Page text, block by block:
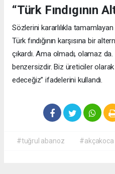
“Türk Fındıgının
Sözlerini kararlılıkla
Türk fındığının karşısına bir
çıkardı. Ama olmadı, olamaz da.
benzersizdir. Biz üreticiler
edeceğiz” ifadelerini kullandı.
#tuğrul abanoz #akçakoca